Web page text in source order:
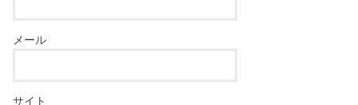
メール
サイト